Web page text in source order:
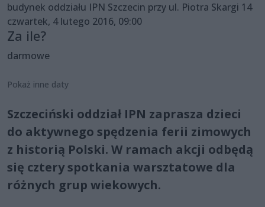
budynek oddziału IPN Szczecin przy ul. Piotra Skargi 14
czwartek, 4 lutego 2016, 09:00
Za ile?
darmowe
Pokaż inne daty
Szczeciński oddział IPN zaprasza dzieci
do aktywnego spędzenia ferii zimowych
z historią Polski. W ramach akcji odbędą
się cztery spotkania warsztatowe dla
różnych grup wiekowych.